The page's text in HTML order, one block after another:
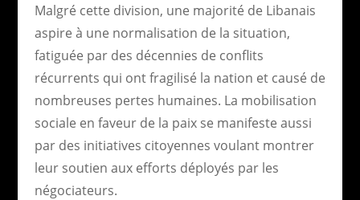
Malgré cette division, une majorité de Libanais
aspire à une normalisation de la situation,
fatiguée par des décennies de conflits
récurrents qui ont fragilisé la nation et causé de
nombreuses pertes humaines. La mobilisation
sociale en faveur de la paix se manifeste aussi
par des initiatives citoyennes voulant montrer
leur soutien aux efforts déployés par les
négociateurs.